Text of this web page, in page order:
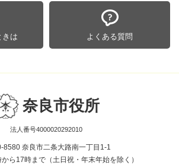
きは よくある質問
奈良市役所
法人番号4000020292010
8580 奈良市二条大路南一丁目1-1
ら17時まで（土日祝・年末年始を除く）